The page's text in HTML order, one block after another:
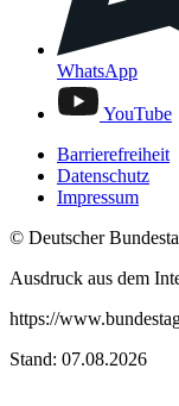
WhatsApp
YouTube
Barrierefreiheit
Datenschutz
Impressum
© Deutscher
Ausdruck aus dem
https://
Stand: 07.08.2026